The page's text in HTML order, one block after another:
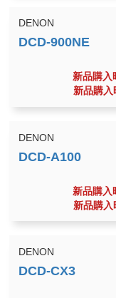
DENON
新品購入
新品購入
DENON
新品購入
新品購入
DENON